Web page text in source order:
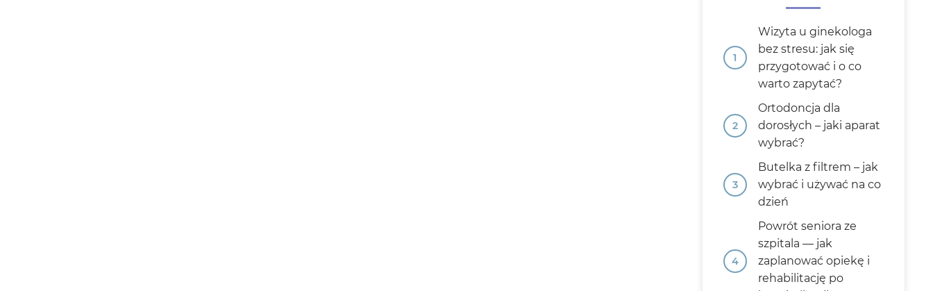
Wizyta u ginekologa
bez stresu: jak się
przygotować i o co
warto zapytać?
Ortodoncja dla
dorosłych – jaki aparat
wybrać?
Butelka z filtrem – jak
wybrać i używać na co
dzień
Powrót seniora ze
szpitala — jak
zaplanować opiekę i
rehabilitację po